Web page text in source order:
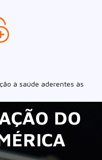
à saúde aderentes às
DO